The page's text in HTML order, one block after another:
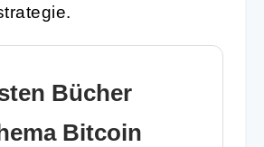
Bücher
Bitcoin